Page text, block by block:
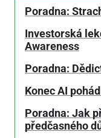
Poradna:
Investorská
Awareness
Poradna:
Konec AI
Poradna: Jak
předčasného